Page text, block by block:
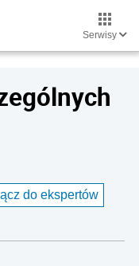
Serwisy
do ekspertów